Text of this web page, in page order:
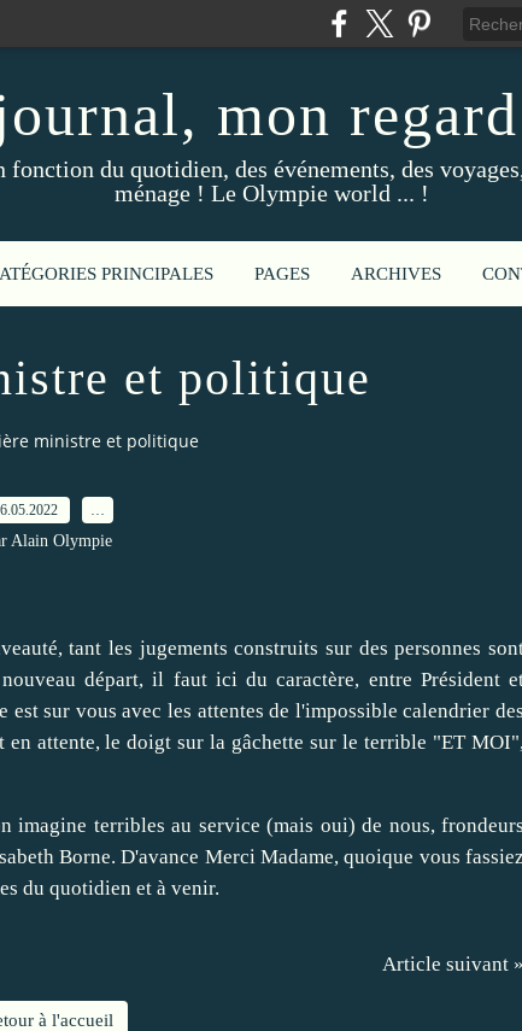
mon
fonction du quotidien, des événements, des
ménage ! Le Olympie world ... !
PRINCIPALES PAGES ARCHIVES
et politique
ministre et politique
Alain Olympie
tant les jugements construits sur des personnes
départ, il faut ici du caractère, entre Président
sur vous avec les attentes de l'impossible calendrier des
attente, le doigt sur la gâchette sur le terrible "ET MOI",
imagine terribles au service (mais oui) de nous, frondeurs
Borne. D'avance Merci Madame, quoique vous fassiez
du quotidien et à venir.
Article suivant »
à l'accueil